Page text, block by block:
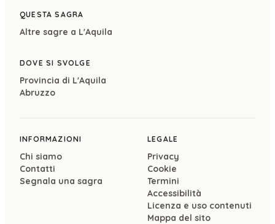
QUESTA SAGRA
Altre sagre a L'Aquila
DOVE SI SVOLGE
Provincia di L'Aquila
Abruzzo
INFORMAZIONI
Chi siamo
Contatti
Segnala una sagra
LEGALE
Privacy
Cookie
Termini
Accessibilità
Licenza e uso contenuti
Mappa del sito